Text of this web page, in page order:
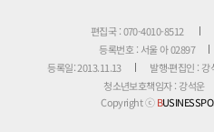
편집국 : 070-4010-8512
등록번호 : 서울 아 02897
등록일: 2013.11.13
발행·편집인 : 강
청소년보호책임자 : 강석운
Copyright ⓒB